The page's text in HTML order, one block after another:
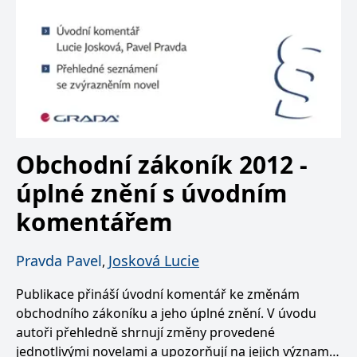
Obchodní zákoník 2012 -
úplné znění s úvodním
komentářem
Pravda Pavel, Josková Lucie
Publikace přináší úvodní komentář ke změnám
obchodního zákoníku a jeho úplné znění. V úvodu
autoři přehledně shrnují změny provedené
jednotlivými novelami a upozorňují na jejich význam